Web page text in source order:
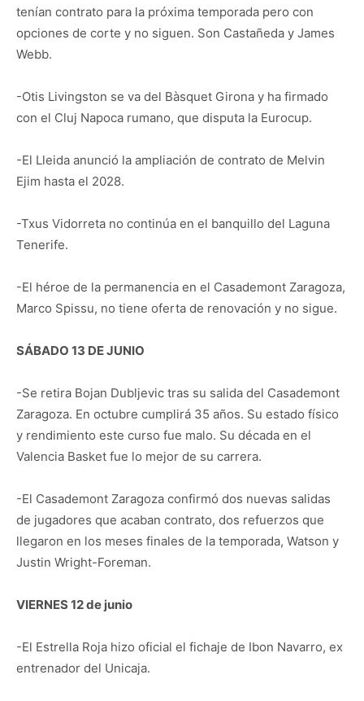
tenían contrato para la próxima temporada pero con
opciones de corte y no siguen. Son Castañeda y James
Webb.
-Otis Livingston se va del Bàsquet Girona y ha firmado
con el Cluj Napoca rumano, que disputa la Eurocup.
-El Lleida anunció la ampliación de contrato de Melvin
Ejim hasta el 2028.
-Txus Vidorreta no continúa en el banquillo del Laguna
Tenerife.
-El héroe de la permanencia en el Casademont Zaragoza,
Marco Spissu, no tiene oferta de renovación y no sigue.
SÁBADO 13 DE JUNIO
-Se retira Bojan Dubljevic tras su salida del Casademont
Zaragoza. En octubre cumplirá 35 años. Su estado físico
y rendimiento este curso fue malo. Su década en el
Valencia Basket fue lo mejor de su carrera.
-El Casademont Zaragoza confirmó dos nuevas salidas
de jugadores que acaban contrato, dos refuerzos que
llegaron en los meses finales de la temporada, Watson y
Justin Wright-Foreman.
VIERNES 12 de junio
-El Estrella Roja hizo oficial el fichaje de Ibon Navarro, ex
entrenador del Unicaja.